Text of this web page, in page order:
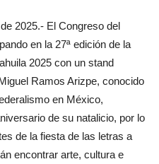
2025.- El Congreso del
en la 27ª edición de la
2025 con un stand
Ramos Arizpe, conocido
en México,
de su natalicio, por lo
de la fiesta de las letras a
encontrar arte, cultura e